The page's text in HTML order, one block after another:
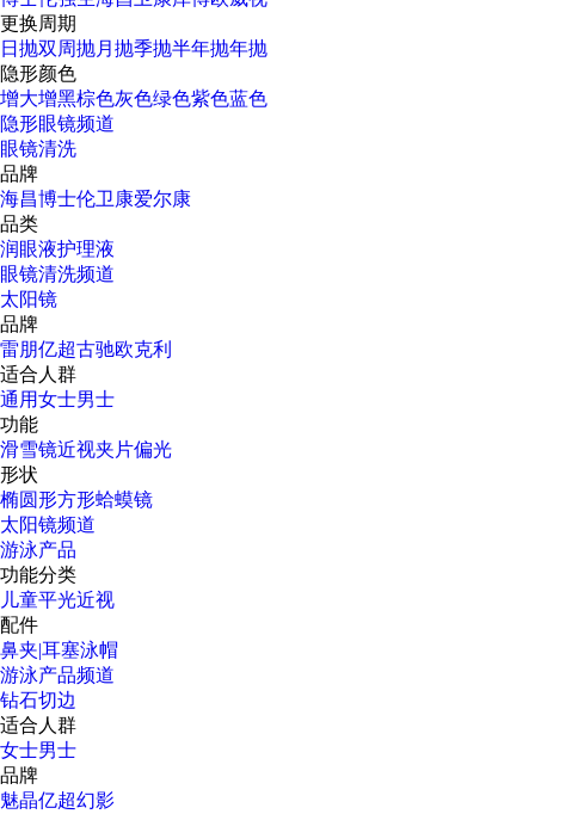
更换周期
日抛双周抛月抛季抛半年抛年抛
隐形颜色
增大增黑棕色灰色绿色紫色蓝色
隐形眼镜频道
眼镜清洗
品牌
海昌博士伦卫康爱尔康
品类
润眼液护理液
眼镜清洗频道
太阳镜
品牌
雷朋亿超古驰欧克利
适合人群
通用女士男士
功能
滑雪镜近视夹片偏光
形状
椭圆形方形蛤蟆镜
太阳镜频道
游泳产品
功能分类
儿童平光近视
配件
鼻夹|耳塞泳帽
游泳产品频道
钻石切边
适合人群
女士男士
品牌
魅晶亿超幻影